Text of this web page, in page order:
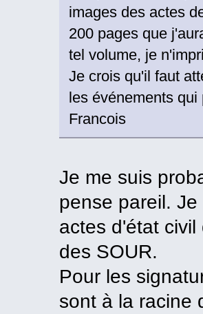
images des actes
200 pages que
tel volume, je
Je crois qu'il faut
les événements
Francois
Je me suis
pense pareil.
actes d'état
des SOUR.
Pour les
sont à la racine